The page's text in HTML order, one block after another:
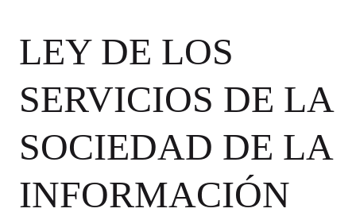
LEY DE LOS
SERVICIOS DE LA
SOCIEDAD DE LA
INFORMACIÓN